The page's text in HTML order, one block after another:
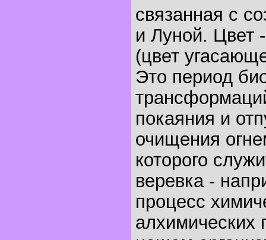
связанная с
и Луной. Цвет
(цвет
Это период
покаяния и
очищения
которого
веревка -
процесс
алхимических